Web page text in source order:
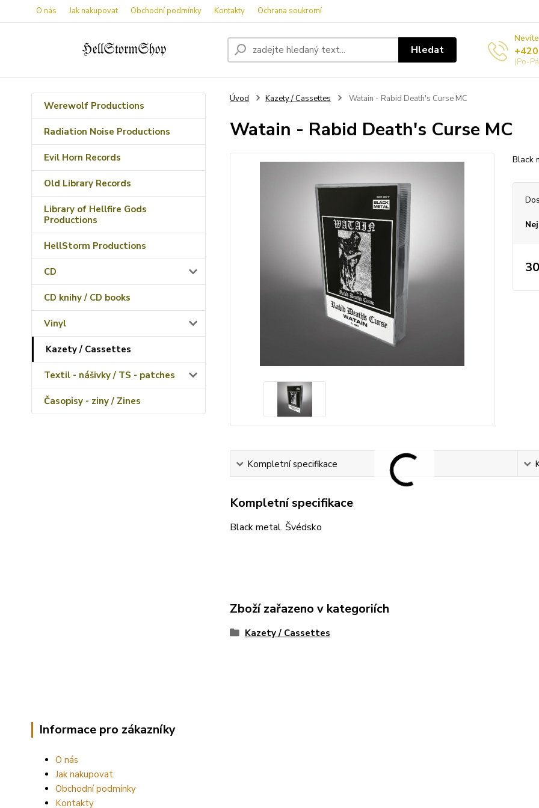
O nás Jak nakupovat Obchodní podmínky Kontakty Ochrana soukromí
Hledat
(Po-
Werewolf Productions
Radiation Noise Productions
Evil Horn Records
Old Library Records
Library of Hellfire Gods
Productions
HellStorm Productions
CD
CD knihy / CD books
Vinyl
Kazety / Cassettes
Textil - nášivky / TS - patches
Časopisy - ziny / Zines
Úvod Kazety / Cassettes Watain - Rabid Death's Curse MC
Watain - Rabid Death's Curse MC
Black
Kompletní specifikace
Kompletní specifikace
Black metal. Švédsko
Zboží zařazeno v kategoriích
Kazety / Cassettes
Informace pro zákazníky
O nás
Jak nakupovat
Obchodní podmínky
Kontakty